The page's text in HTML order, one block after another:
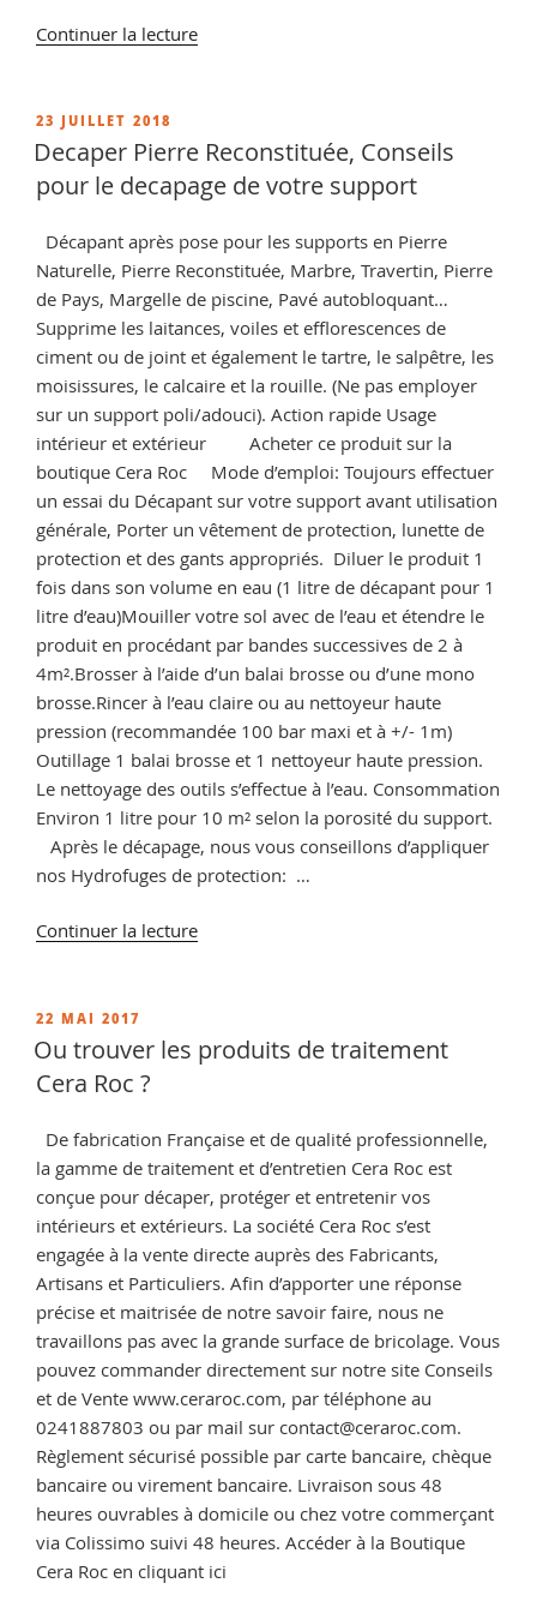
Continuer la lecturede
concentré,
vente
de
formule
concentré
pour
supprimer
les
mousses
et
lichens »
PUBLIÉ
LE
23 JUILLET 2018
Decaper Pierre Reconstituée, Conseils
pour le decapage de votre support
Décapant après pose pour les supports en Pierre
Naturelle, Pierre Reconstituée, Marbre, Travertin, Pierre
de Pays, Margelle de piscine, Pavé autobloquant…
Supprime les laitances, voiles et efflorescences de
ciment ou de joint et également le tartre, le salpêtre, les
moisissures, le calcaire et la rouille. (Ne pas employer
sur un support poli/adouci). Action rapide Usage
intérieur et extérieur Acheter ce produit sur la
boutique Cera Roc Mode d’emploi: Toujours effectuer
un essai du Décapant sur votre support avant utilisation
générale, Porter un vêtement de protection, lunette de
protection et des gants appropriés. Diluer le produit 1
fois dans son volume en eau (1 litre de décapant pour 1
litre d’eau)Mouiller votre sol avec de l’eau et étendre le
produit en procédant par bandes successives de 2 à
4m².Brosser à l’aide d’un balai brosse ou d’une mono
brosse.Rincer à l’eau claire ou au nettoyeur haute
pression (recommandée 100 bar maxi et à +/- 1m)
Outillage 1 balai brosse et 1 nettoyeur haute pression.
Le nettoyage des outils s’effectue à l’eau. Consommation
Environ 1 litre pour 10 m² selon la porosité du support.
Après le décapage, nous vous conseillons d’appliquer
nos Hydrofuges de protection: …
Continuer la lecturede
Conseils
decapage
de
votre
support »
PUBLIÉ
LE
22 MAI 2017
Ou trouver les produits de traitement
Cera Roc ?
De fabrication Française et de qualité professionnelle,
la gamme de traitement et d’entretien Cera Roc est
conçue pour décaper, protéger et entretenir vos
intérieurs et extérieurs. La société Cera Roc s’est
engagée à la vente directe auprès des Fabricants,
Artisans et Particuliers. Afin d’apporter une réponse
précise et maitrisée de notre savoir faire, nous ne
travaillons pas avec la grande surface de bricolage. Vous
pouvez commander directement sur notre site Conseils
et de Vente www.ceraroc.com, par téléphone au
0241887803 ou par mail sur contact@ceraroc.com.
Règlement sécurisé possible par carte bancaire, chèque
bancaire ou virement bancaire. Livraison sous 48
heures ouvrables à domicile ou chez votre commerçant
via Colissimo suivi 48 heures. Accéder à la Boutique
Cera Roc en cliquant ici